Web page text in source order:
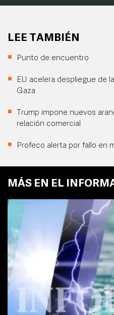
LEE TAMBIÉN
Punto de encuentro
EU acelera despliegue de
Gaza
Trump impone nuevos
relación comercial
Profeco alerta por fallo en
MÁS EN EL